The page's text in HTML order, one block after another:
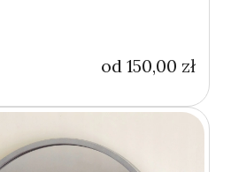
od 150,00 zł